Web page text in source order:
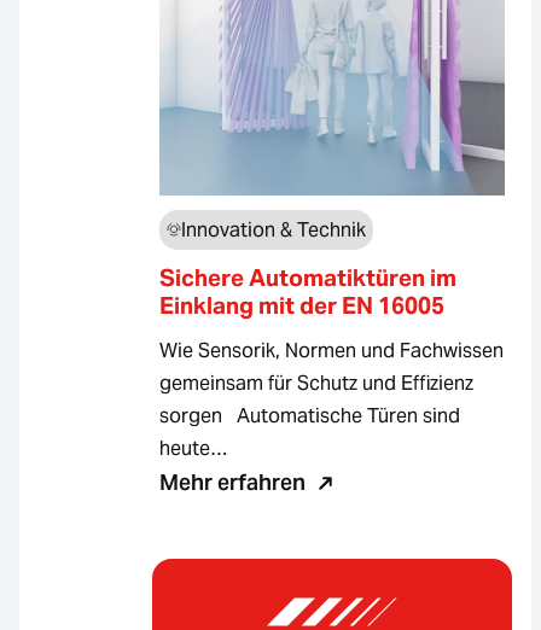
Innovation & Technik
Sichere Automatiktüren im
Einklang mit der EN 16005
Wie Sensorik, Normen und Fachwissen
gemeinsam für Schutz und Effizienz
sorgen Automatische Türen sind
heute…
Mehr erfahren